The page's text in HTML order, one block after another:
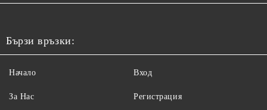
Бързи връзки:
Начало
За Нас
Вход
Регистрация